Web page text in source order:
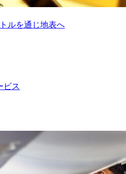
ルを通じ地表へ
ビス